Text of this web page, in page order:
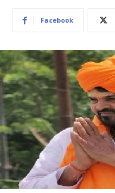
Facebook